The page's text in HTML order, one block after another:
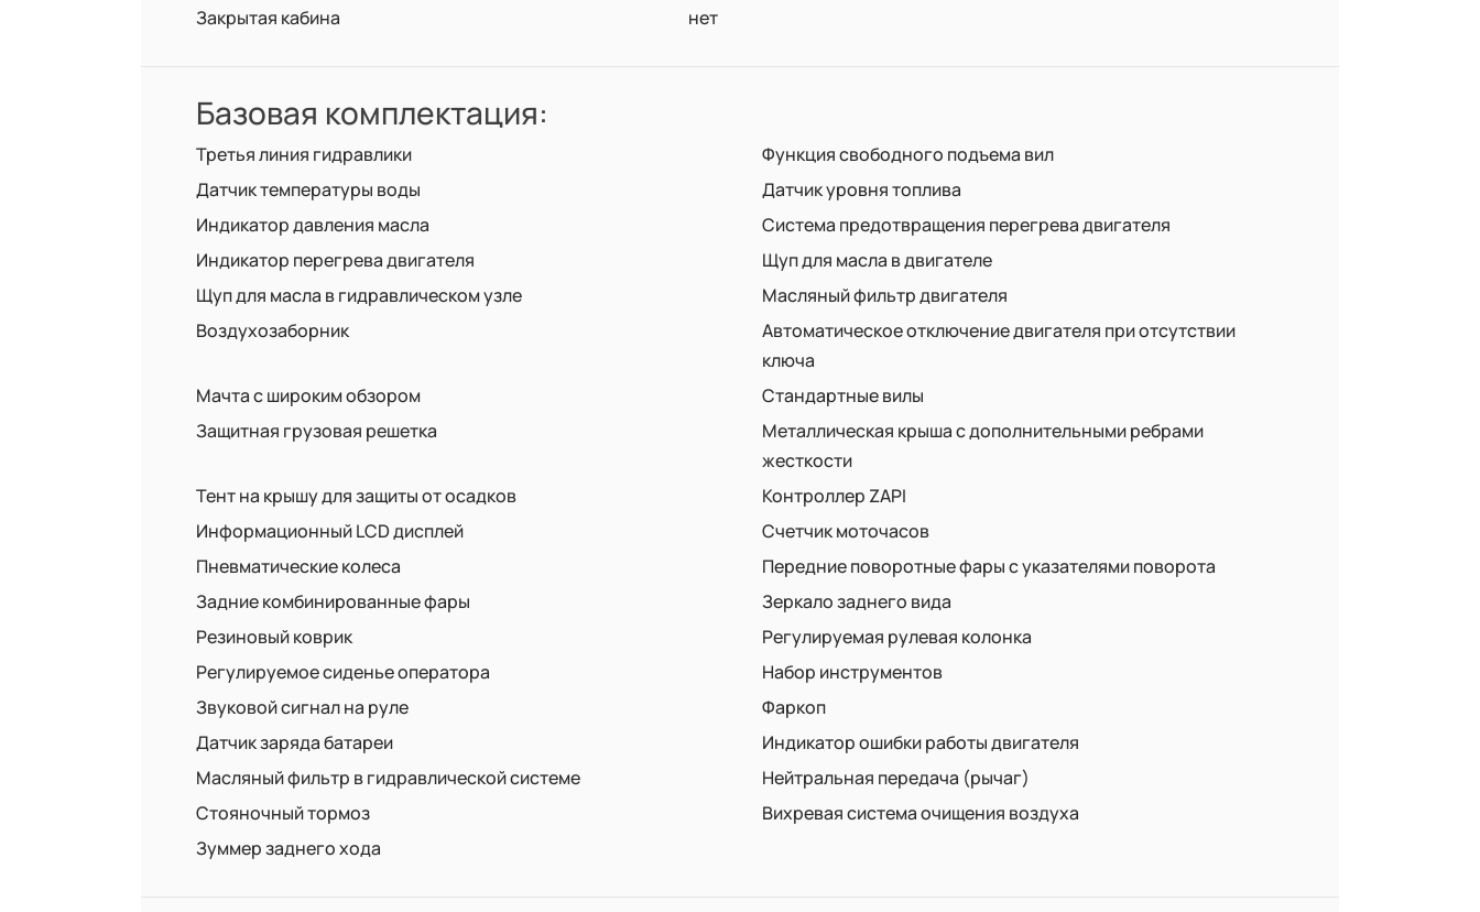
Закрытая кабина
нет
Базовая комплектация:
Третья линия гидравлики
Функция свободного подъема вил
Датчик температуры воды
Датчик уровня топлива
Индикатор давления масла
Система предотвращения перегрева двигателя
Индикатор перегрева двигателя
Щуп для масла в двигателе
Щуп для масла в гидравлическом узле
Масляный фильтр двигателя
Воздухозаборник
Автоматическое отключение двигателя при отсутствии
ключа
Мачта с широким обзором
Стандартные вилы
Защитная грузовая решетка
Металлическая крыша с дополнительными ребрами
жесткости
Тент на крышу для защиты от осадков
Контроллер ZAPI
Информационный LCD дисплей
Счетчик моточасов
Пневматические колеса
Передние поворотные фары с указателями поворота
Задние комбинированные фары
Зеркало заднего вида
Резиновый коврик
Регулируемая рулевая колонка
Регулируемое сиденье оператора
Набор инструментов
Звуковой сигнал на руле
Фаркоп
Датчик заряда батареи
Индикатор ошибки работы двигателя
Масляный фильтр в гидравлической системе
Нейтральная передача (рычаг)
Стояночный тормоз
Вихревая система очищения воздуха
Зуммер заднего хода